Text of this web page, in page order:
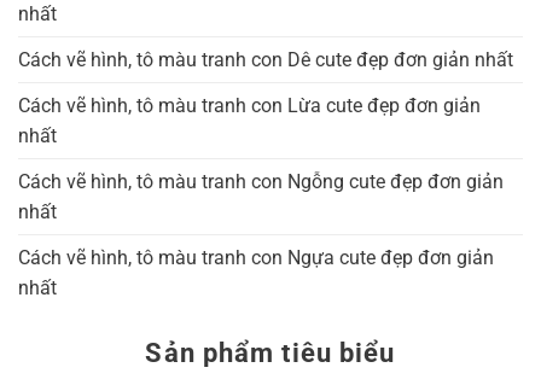
nhất
Cách vẽ hình, tô màu tranh con Dê cute đẹp đơn giản nhất
Cách vẽ hình, tô màu tranh con Lừa cute đẹp đơn giản
nhất
Cách vẽ hình, tô màu tranh con Ngỗng cute đẹp đơn giản
nhất
Cách vẽ hình, tô màu tranh con Ngựa cute đẹp đơn giản
nhất
Sản phẩm tiêu biểu